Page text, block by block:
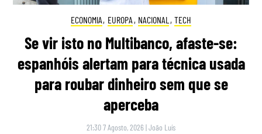
ECONOMIA, EUROPA , NACIONAL , TECH
Se vir isto no Multibanco, afaste-se:
espanhóis alertam para técnica usada
para roubar dinheiro sem que se
aperceba
21:30 7 Agosto, 2026 |João Luís